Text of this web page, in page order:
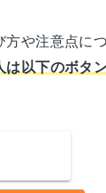
や注意点に
以下のボタ